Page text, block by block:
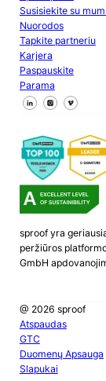
Susisiekite su
Nuorodos
Tapkite partneriu
Karjera
Paspauskite
Parama
Sekite mus
Sekite mus X
Sekite
sproof yra
peržiūros
GmbH
@ 2026 sproof
Atspaudas
GTC
Duomenų Apsauga
Slapukai